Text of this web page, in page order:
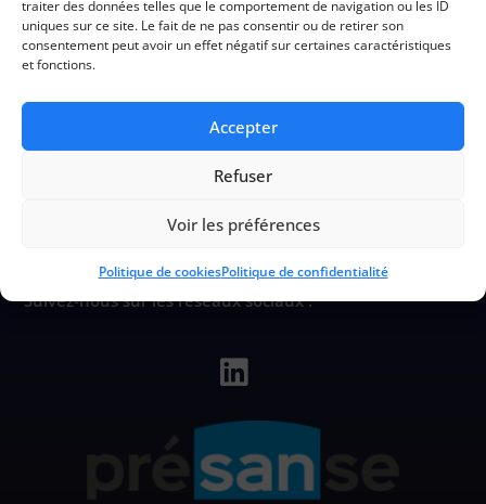
traiter des données telles que le comportement de navigation ou les ID
uniques sur ce site. Le fait de ne pas consentir ou de retirer son
consentement peut avoir un effet négatif sur certaines caractéristiques
et fonctions.
Accepter
Refuser
Voir les préférences
Politique de cookiesPolitique de confidentialité
Service de Prévention et de Santé au Travail
Suivez-nous sur les réseaux sociaux :